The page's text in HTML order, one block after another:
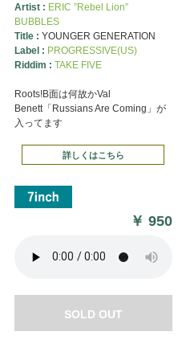
Artist : ERIC ”Rebel Lion”
BUBBLES
Title : YOUNGER GENERATION
Label : PROGRESSIVE(US)
Riddim : TAKE FIVE
Roots!B面は何故かVal
Benett「Russians Are Coming」が
入ってます
詳しくはこちら
￥950
SOLD OUT